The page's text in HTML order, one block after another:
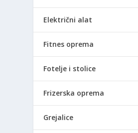
Električni alat
Fitnes oprema
Fotelje i stolice
Frizerska oprema
Grejalice